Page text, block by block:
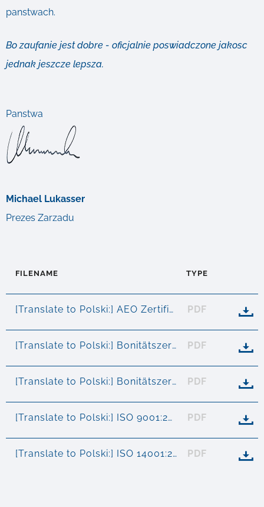
panstwach.
Bo zaufanie jest dobre - oficjalnie poswiadczone jakosc
jednak jeszcze lepsza.
Panstwa
Michael Lukasser
Prezes Zarzadu
FILENAME TYPE
[Translate to Polski:] AEO Zertifikat PDF 
[Translate to Polski:] Bonitätszertifikat Creditreform Österreich PDF 
[Translate to Polski:] Bonitätszertifikat Bisnode D&B PDF 
[Translate to Polski:] ISO 9001:2015 Zertifikat PDF 
[Translate to Polski:] ISO 14001:2015 Zertifikat PDF 